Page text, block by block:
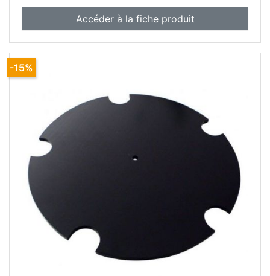
Accéder à la fiche produit
-15%